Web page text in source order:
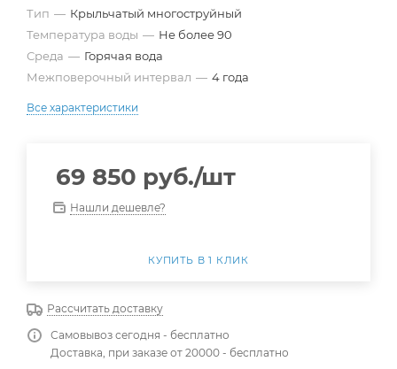
Тип — Крыльчатый многоструйный
Температура воды — Не более 90
Среда — Горячая вода
Межповерочный интервал — 4 года
Все характеристики
69 850 руб./шт
Нашли дешевле?
КУПИТЬ В 1 КЛИК
Рассчитать доставку
Самовывоз сегодня - бесплатно
Доставка, при заказе от 20000 - бесплатно